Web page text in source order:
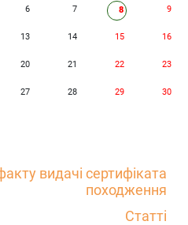
6 7 8 9
13 14 15 16
20 21 22 23
27 28 29 30
видачі сертифіката
походження
Статті